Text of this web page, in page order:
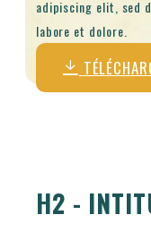
adipiscing elit, sed
labore et dolore.
H2 -